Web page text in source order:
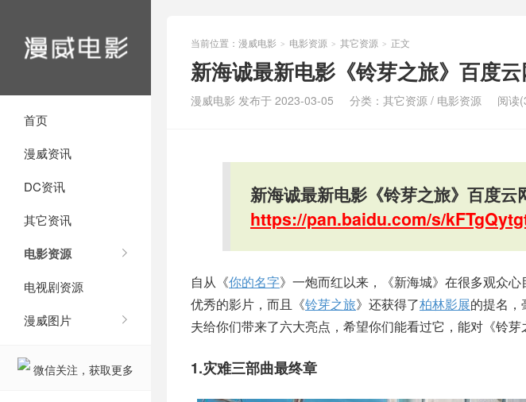
首页
漫威资讯
DC资讯
其它资讯
电影资源
电视剧资源
漫威图片
微信关注，获取更多
当前位置： 漫威电影 > 电影资源 > 其它资源 > 正文
新海诚最新电影《铃芽之旅》百度
漫威电影 发布于 2023-03-05 分类： 其它资源 / 电影资源 阅读
新海诚最新电影《铃芽之旅》百度
https://pan.baidu.com/s/
自从《你的名字》一炮而红以来，《新海城》在很多观众
优秀的影片，而且《铃芽之旅》还获得了柏林影展的提名，
夫给你们带来了六大亮点，希望你们能看过它，能对《铃芽
1.灾难三部曲最终章